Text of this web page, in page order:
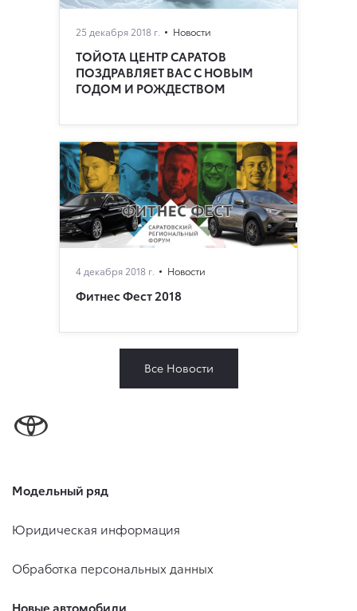
25 декабря 2018 г. Новости
ТОЙОТА ЦЕНТР САРАТОВ
ПОЗДРАВЛЯЕТ ВАС С НОВЫМ
ГОДОМ И РОЖДЕСТВОМ
4 декабря 2018 г. Новости
Фитнес Фест 2018
Все Новости
Модельный ряд
Юридическая информация
Обработка персональных данных
Новые автомобили